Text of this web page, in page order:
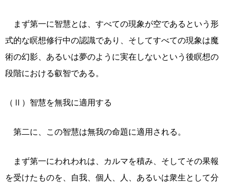
まず第一に智慧とは、すべての現象が空であるという形
式的な瞑想修行中の認識であり、そしてすべての現象は魔
術の幻影、あるいは夢のように実在しないという後瞑想の
段階における叡智である。
（Ⅱ）智慧を無我に適用する
第二に、この智慧は無我の命題に適用される。
まず第一にわれわれは、カルマを積み、そしてその果報
を受けたものを、自我、個人、人、あるいは衆生として分